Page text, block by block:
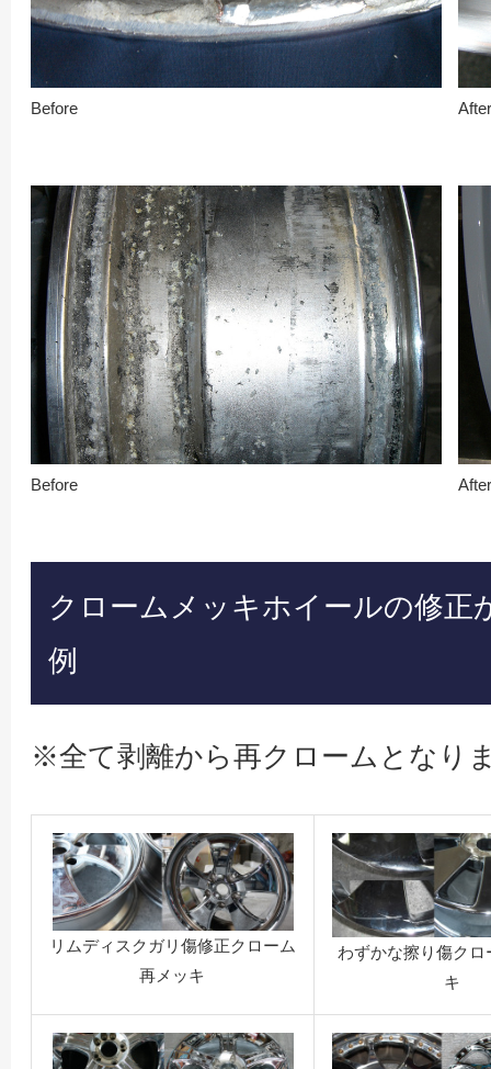
Before After
Before After
クロームメッキホイールの修正
例
※全て剥離から再クロームとなり
リムディスクガリ傷修正クローム
再メッキ
わずかな擦り傷クロ
キ